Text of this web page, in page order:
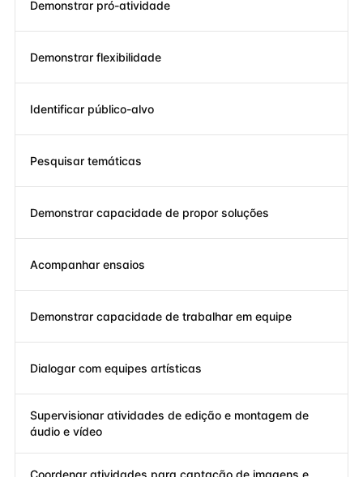
Demonstrar pró-atividade
Demonstrar flexibilidade
Identificar público-alvo
Pesquisar temáticas
Demonstrar capacidade de propor soluções
Acompanhar ensaios
Demonstrar capacidade de trabalhar em equipe
Dialogar com equipes artísticas
Supervisionar atividades de edição e montagem de
áudio e vídeo
Coordenar atividades para captação de imagens e